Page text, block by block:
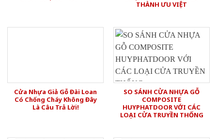
THÀNH ƯU VIỆT
Cửa Nhựa Giả Gỗ Đài Loan
Có Chống Cháy Không Đây
Là Câu Trả Lời!
SO SÁNH CỬA NHỰA GỖ
COMPOSITE
HUYPHATDOOR VỚI CÁC
LOẠI CỬA TRUYỀN THỐNG